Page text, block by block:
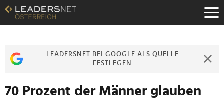
Zum
Inhalt
Zur
Zur
LEADERSNET BEI GOOGLE ALS QUELLE
FESTLEGEN
70 Prozent der Männer glauben